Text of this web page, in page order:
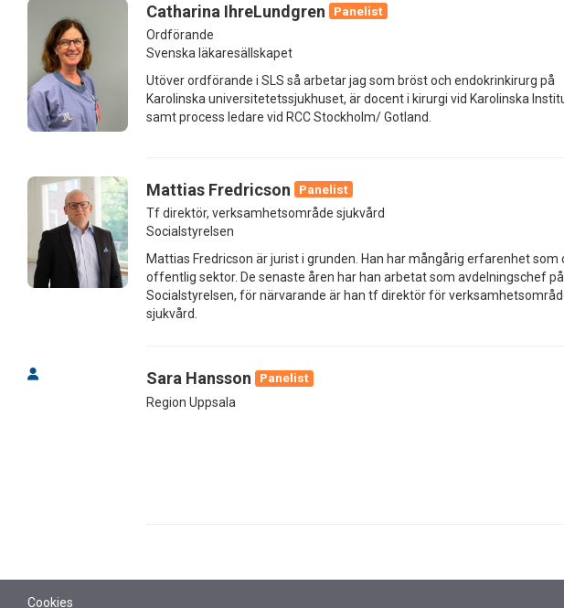
Catharina IhreLundgren
Panelist
Ordförande
Svenska läkaresällskapet
Utöver ordförande i SLS så arbetar jag som bröst och endokrinkirurg på
Karolinska universitetetssjukhuset, är docent i kirurgi vid Karolinska
samt process ledare vid RCC Stockholm/ Gotland.
Mattias Fredricson
Panelist
Tf direktör, verksamhetsområde sjukvård
Socialstyrelsen
Mattias Fredricson är jurist i grunden. Han har mångårig erfarenhet som
offentlig sektor. De senaste åren har han arbetat som avdelningschef på
Socialstyrelsen, för närvarande är han tf direktör för
sjukvård.
Sara Hansson
Panelist
Region Uppsala
Cookies